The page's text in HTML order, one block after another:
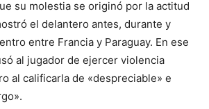
su molestia se originó por la actitud
el delantero antes, durante y
entre Francia y Paraguay. En ese
al jugador de ejercer violencia
al calificarla de «despreciable» e